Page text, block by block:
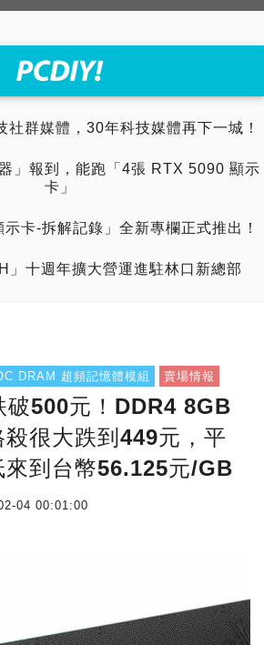
社群媒體，30年科技媒體再下一城！
」報到，能跑「4張 RTX 5090 顯示
卡」
示卡-拆解記錄」全新專欄正式推出！
」十週年擴大營運進駐林口新總部
DRAM 超頻記憶體模組 賣場情報
破500元！DDR4 8GB
很大跌到449元，平
來到台幣56.125元/GB
04 00:01:00